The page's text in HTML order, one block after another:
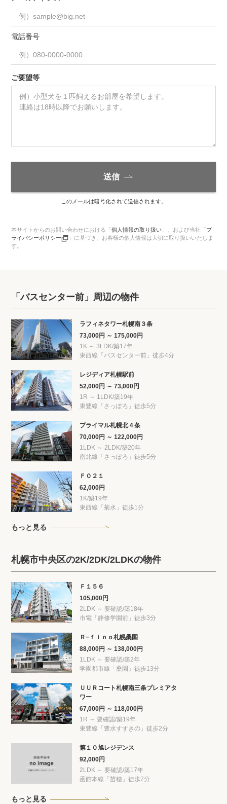
電話番号
ご要望等
送信
このメールは暗号化されて送信されます。
本サイトからのお問い合わせにおける「個人情報の取り扱い 」、 および当社「プ
ライバシーポリシー
」に基づき、お客様の個人情報は大切に取り扱いいたしま
す。
「バスセンター前」周辺の物件
ラフィネタワー札幌南３条
73,000円 ～ 175,000円
1K ～ 3LDK/築17年
東西線「バスセンター前」徒歩4分
レジディア札幌駅前
52,000円 ～ 73,000円
1R ～ 1LDK/築19年
東豊線「さっぽろ」徒歩5分
プライマル札幌北４条
70,000円 ～ 122,000円
1LDK ～ 2LDK/築20年
南北線「さっぽろ」徒歩5分
Ｆ０２１
62,000円
1K/築19年
東西線「菊水」徒歩1分
もっと見る
札幌市中央区の2K/2DK/2LDKの物件
Ｆ１５６
105,000円
2LDK ～ 要確認/築18年
市電「静修学園前」徒歩3分
Ｒ−ｆｉｎｏ札幌桑園
88,000円 ～ 138,000円
1LDK ～ 要確認/築2年
学園都市線「桑園」徒歩13分
ＵＵＲコート札幌南三条プレミアタ
ワー
67,000円 ～ 118,000円
1R ～ 要確認/築19年
東豊線「豊水すすきの」徒歩2分
第１０旭レジデンス
92,000円
2LDK ～ 要確認/築17年
函館本線「苗穂」徒歩7分
もっと見る